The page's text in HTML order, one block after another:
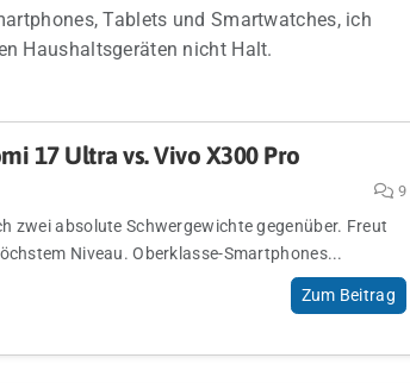
Tablets und Smartwatches, ich
Haushaltsgeräten nicht Halt.
17 Ultra vs. Vivo X300 Pro
9
zwei absolute Schwergewichte gegenüber. Freut
Niveau. Oberklasse-Smartphones...
Zum Beitrag